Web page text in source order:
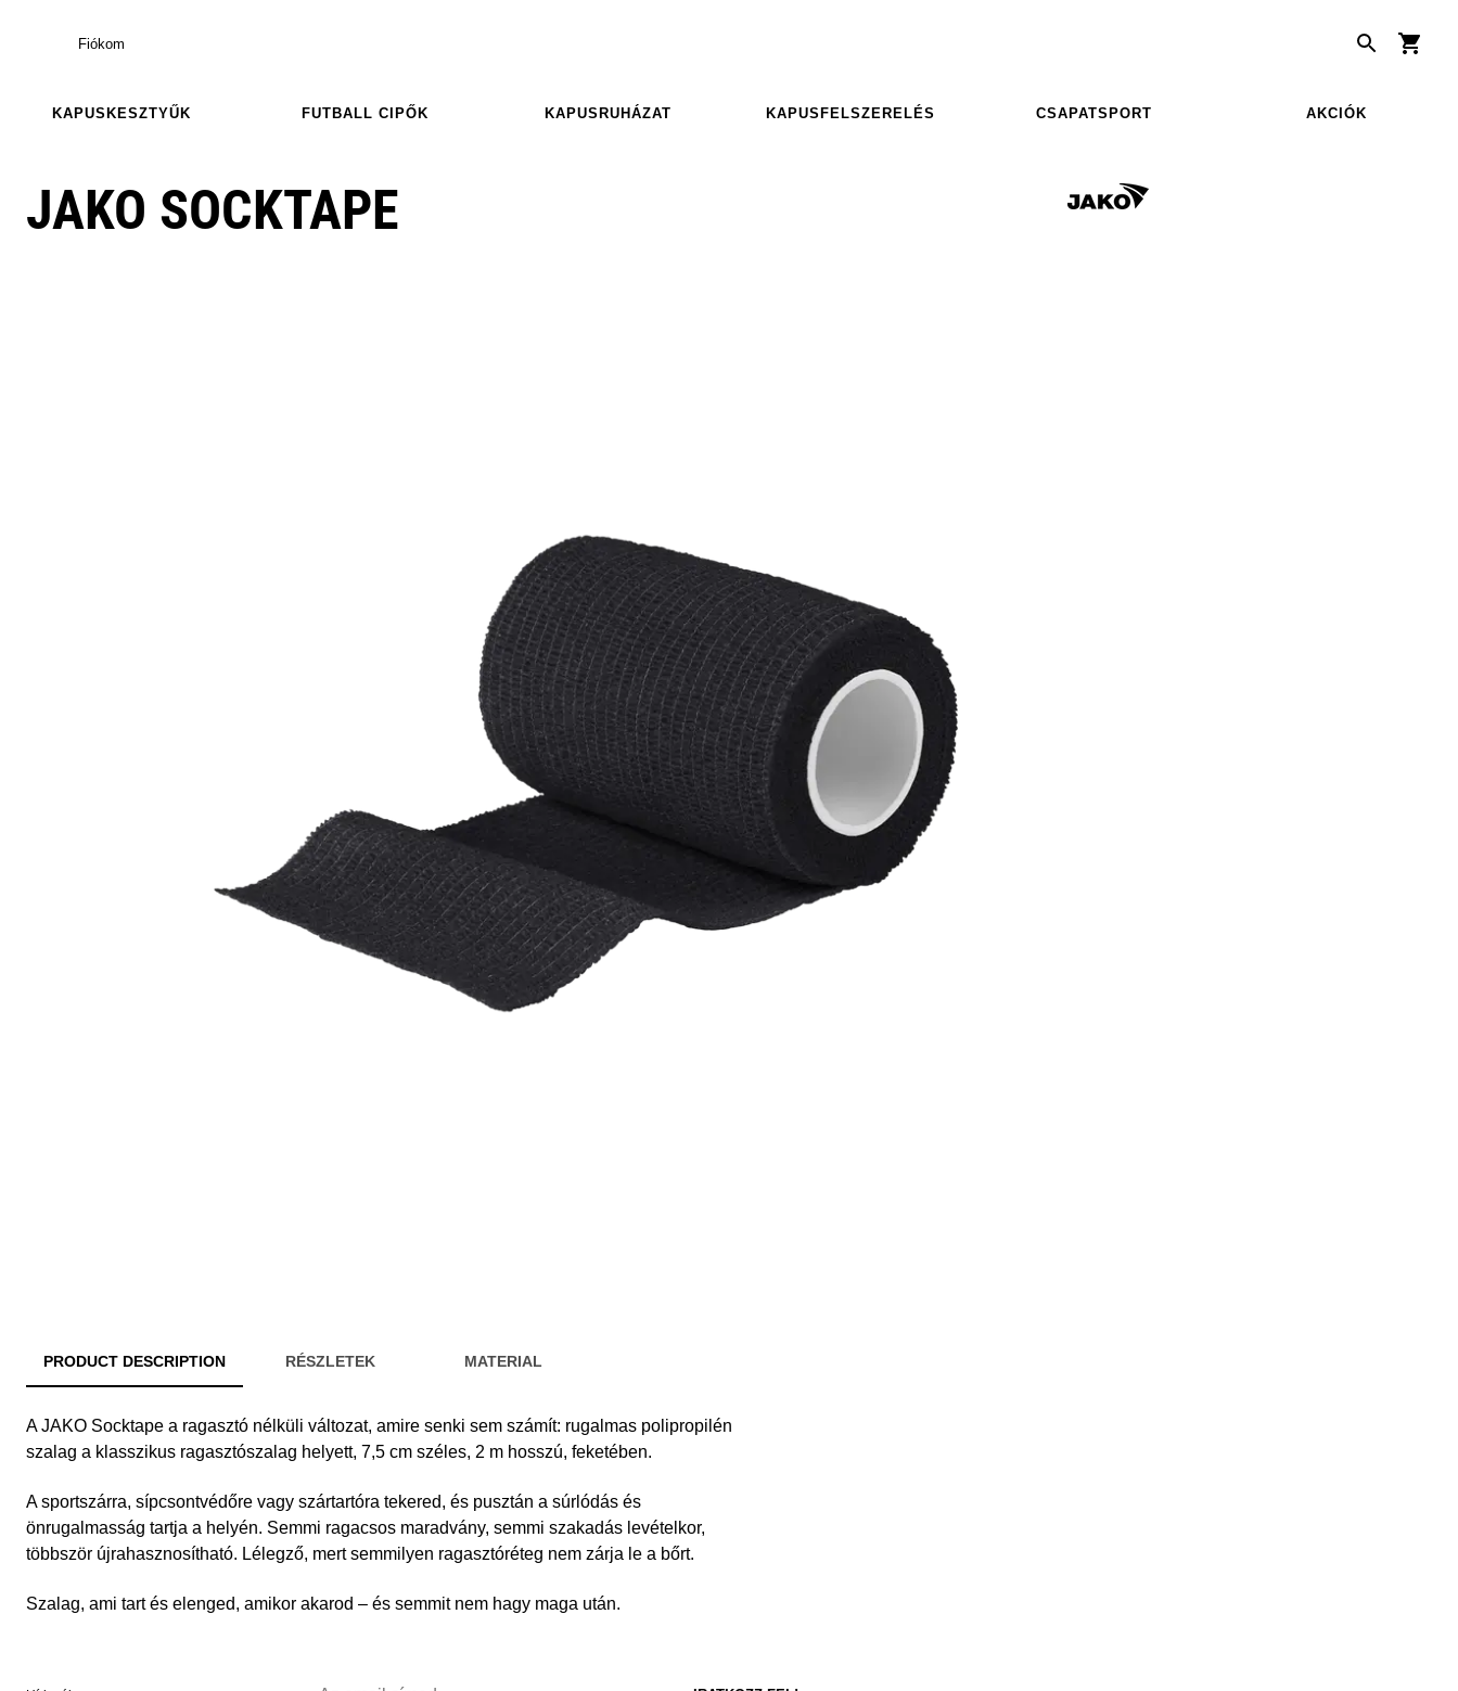
Fiókom
KAPUSKESZTYŰK FUTBALL CIPŐK KAPUSRUHÁZAT KAPUSFELSZERELÉS CSAPATSPORT AKCIÓK
JAKO SOCKTAPE
PRODUCT DESCRIPTION RÉSZLETEK MATERIAL
A JAKO Socktape a ragasztó nélküli változat, amire senki sem számít: rugalmas polipropilén
szalag a klasszikus ragasztószalag helyett, 7,5 cm széles, 2 m hosszú, feketében.
A sportszárra, sípcsontvédőre vagy szártartóra tekered, és pusztán a súrlódás és
önrugalmasság tartja a helyén. Semmi ragacsos maradvány, semmi szakadás levételkor,
többször újrahasznosítható. Lélegző, mert semmilyen ragasztóréteg nem zárja le a bőrt.
Szalag, ami tart és elenged, amikor akarod – és semmit nem hagy maga után.